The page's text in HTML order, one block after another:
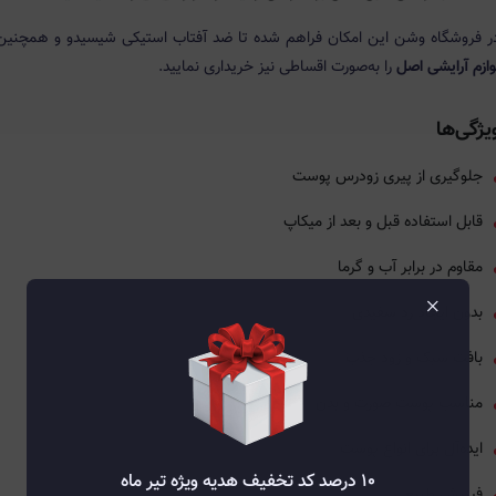
فروشگاه وشن این امکان فراهم شده تا ضد آفتاب استیکی شیسیدو و
آرایشی اصلرا به‌صورت اقساطی نیز خریداری نمایید.
جلوگیری از پیری زودرس پوست
قابل استفاده قبل و بعد از میکاپ
مقاوم در برابر آب و گرما
بدون ایجاد رد سفیدی
بافت سبک و زود جذب
مناسب پوست صورت و بدن
ایده‌آل برای انواع پوست
×
۱۰ درصد کد تخفیف هدیه ویژه تیر ماه